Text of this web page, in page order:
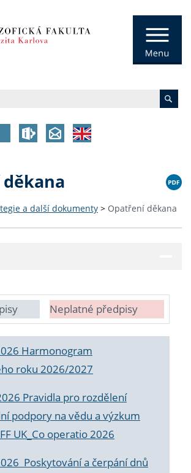
a další dokumenty > Opatření děkana
Neplatné předpisy
Harmonogram
roku 2026/2027
Pravidla pro rozdělení
podpory na vědu a výzkum
UK_Co operatio 2026
Poskytování a čerpání dnů